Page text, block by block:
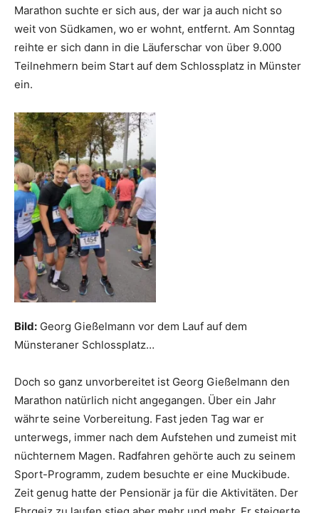
Marathon suchte er sich aus, der war ja auch nicht so
weit von Südkamen, wo er wohnt, entfernt. Am Sonntag
reihte er sich dann in die Läuferschar von über 9.000
Teilnehmern beim Start auf dem Schlossplatz in Münster
ein.
Bild: Georg Gießelmann vor dem Lauf auf dem
Münsteraner Schlossplatz…
Doch so ganz unvorbereitet ist Georg Gießelmann den
Marathon natürlich nicht angegangen. Über ein Jahr
währte seine Vorbereitung. Fast jeden Tag war er
unterwegs, immer nach dem Aufstehen und zumeist mit
nüchternem Magen. Radfahren gehörte auch zu seinem
Sport-Programm, zudem besuchte er eine Muckibude.
Zeit genug hatte der Pensionär ja für die Aktivitäten. Der